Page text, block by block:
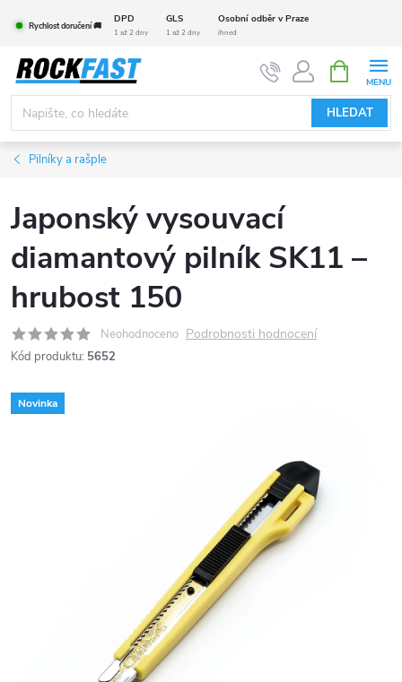
obsah
Rychlost doručení 🚚
DPD GLS Osobní odběr v Praze
1 až 2 dny 1 až 2 dny ihned
HLEDAT
NÁKUPNÍ
KOŠÍK
Pilníky a rašple
Japonský vysouvací
diamantový pilník SK11 –
hrubost 150
Neohodnoceno Podrobnosti hodnocení
Kód produktu: 5652
Novinka